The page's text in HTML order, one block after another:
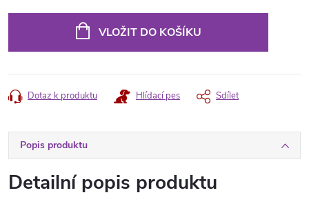
VLOŽIT DO KOŠÍKU
Dotaz k produktu Hlídací pes Sdílet
Popis produktu
Detailní popis produktu